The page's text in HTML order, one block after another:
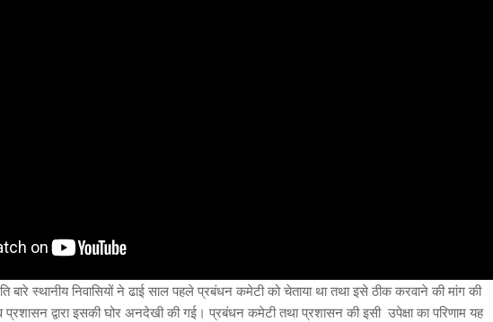
बारे स्थानीय निवासियों ने ढाई साल पहले प्रबंधन कमेटी को चेताया था तथा इसे ठीक करवाने की मांग की
द्वारा इसकी घोर अनदेखी की गई। प्रबंधन कमेटी तथा प्रशासन की इसी उपेक्षा का परिणाम यह